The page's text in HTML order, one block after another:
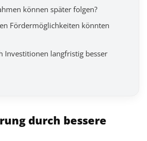
können später folgen?
Fördermöglichkeiten könnten
Investitionen langfristig besser
durch bessere